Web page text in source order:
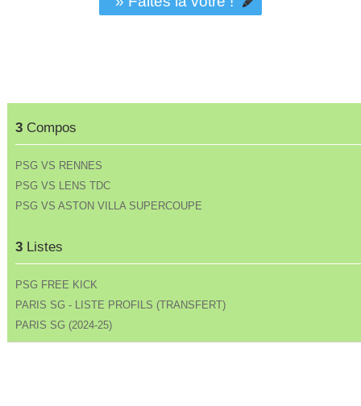
3Compos
PSG VS RENNES
PSG VS LENS TDC
PSG VS ASTON VILLA SUPERCOUPE
3Listes
PSG FREE KICK
PARIS SG - LISTE PROFILS (TRANSFERT)
PARIS SG (2024-25)